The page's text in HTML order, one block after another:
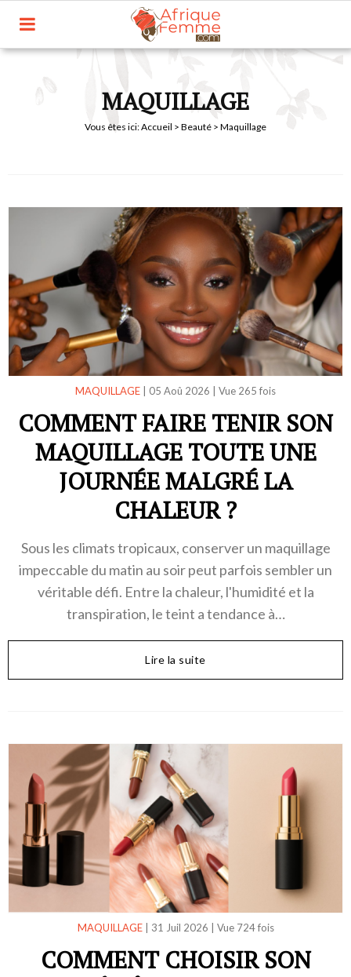
MAQUILLAGE
Vous êtes ici:Accueil > Beauté > Maquillage
MAQUILLAGE 05 Aoû 2026 Vue 265 fois
COMMENT FAIRE TENIR SON
MAQUILLAGE TOUTE UNE
JOURNÉE MALGRÉ LA
CHALEUR ?
Sous les climats tropicaux, conserver un maquillage
impeccable du matin au soir peut parfois sembler un
véritable défi. Entre la chaleur, l'humidité et la
transpiration, le teint a tendance à…
Lire la suite
MAQUILLAGE| 31 Juil 2026 Vue 724 fois
COMMENT CHOISIR SON